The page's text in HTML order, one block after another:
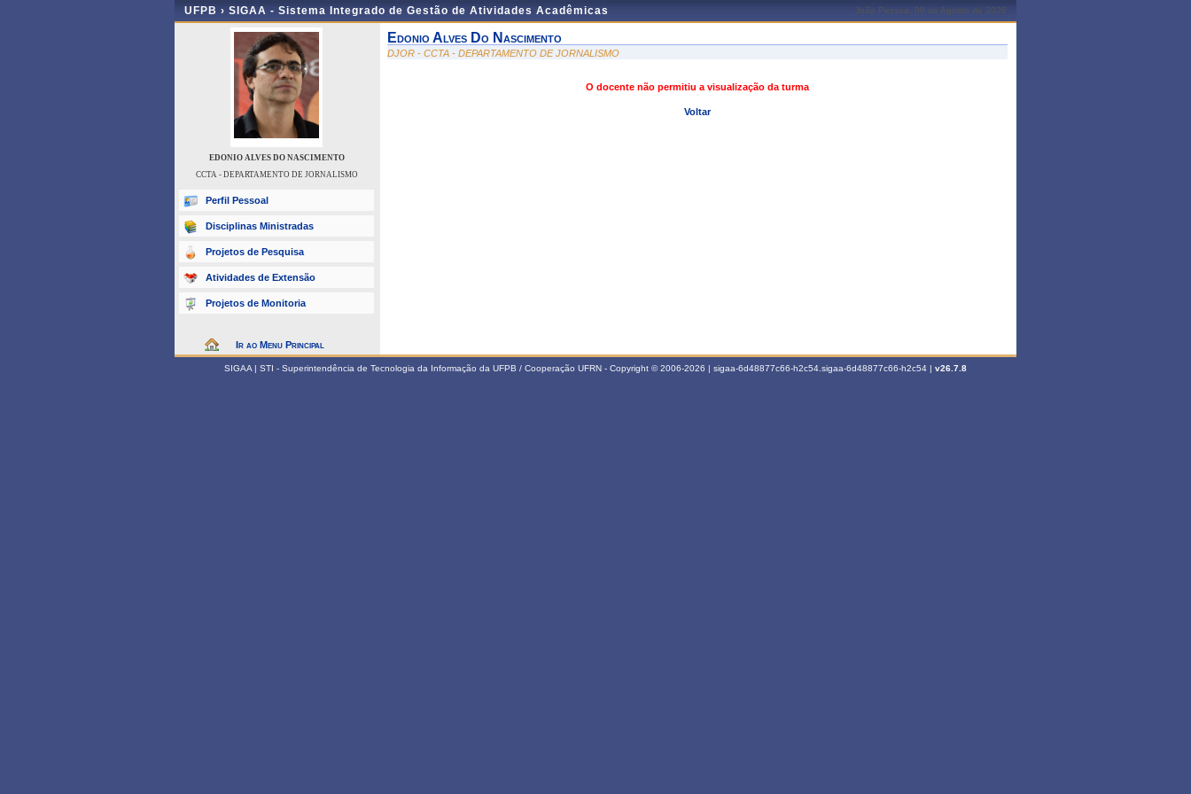
UFPB › SIGAA - Sistema Integrado de Gestão de Atividades Acadêmicas João Pessoa, 09 de Agosto de 2026
EDONIO ALVES DO NASCIMENTO
CCTA - DEPARTAMENTO DE JORNALISMO
Perfil Pessoal
Disciplinas Ministradas
Projetos de Pesquisa
Atividades de Extensão
Projetos de Monitoria
Ir ao Menu Principal
Edonio Alves Do Nascimento
DJOR - CCTA - DEPARTAMENTO DE JORNALISMO
O docente não permitiu a visualização da turma
Voltar
SIGAA | STI - Superintendência de Tecnologia da Informação da UFPB / Cooperação UFRN - Copyright © 2006-2026 | sigaa-6d48877c66-h2c54.sigaa-6d48877c66-h2c54 | v26.7.8